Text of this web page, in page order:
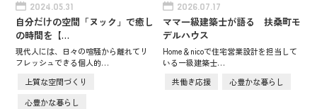
2024.05.31
自分だけの空間「ヌック」で癒し
の時間を【…
現代人には、日々の喧騒から離れてリ
フレッシュできる個人的…
上質な空間づくり
心豊かな暮らし
2026.07.17
ママ一級建築士が語る 扶桑町モ
デルハウス
Home＆nicoで住宅営業設計を担当して
いる一級建築士…
共働き応援
心豊かな暮らし